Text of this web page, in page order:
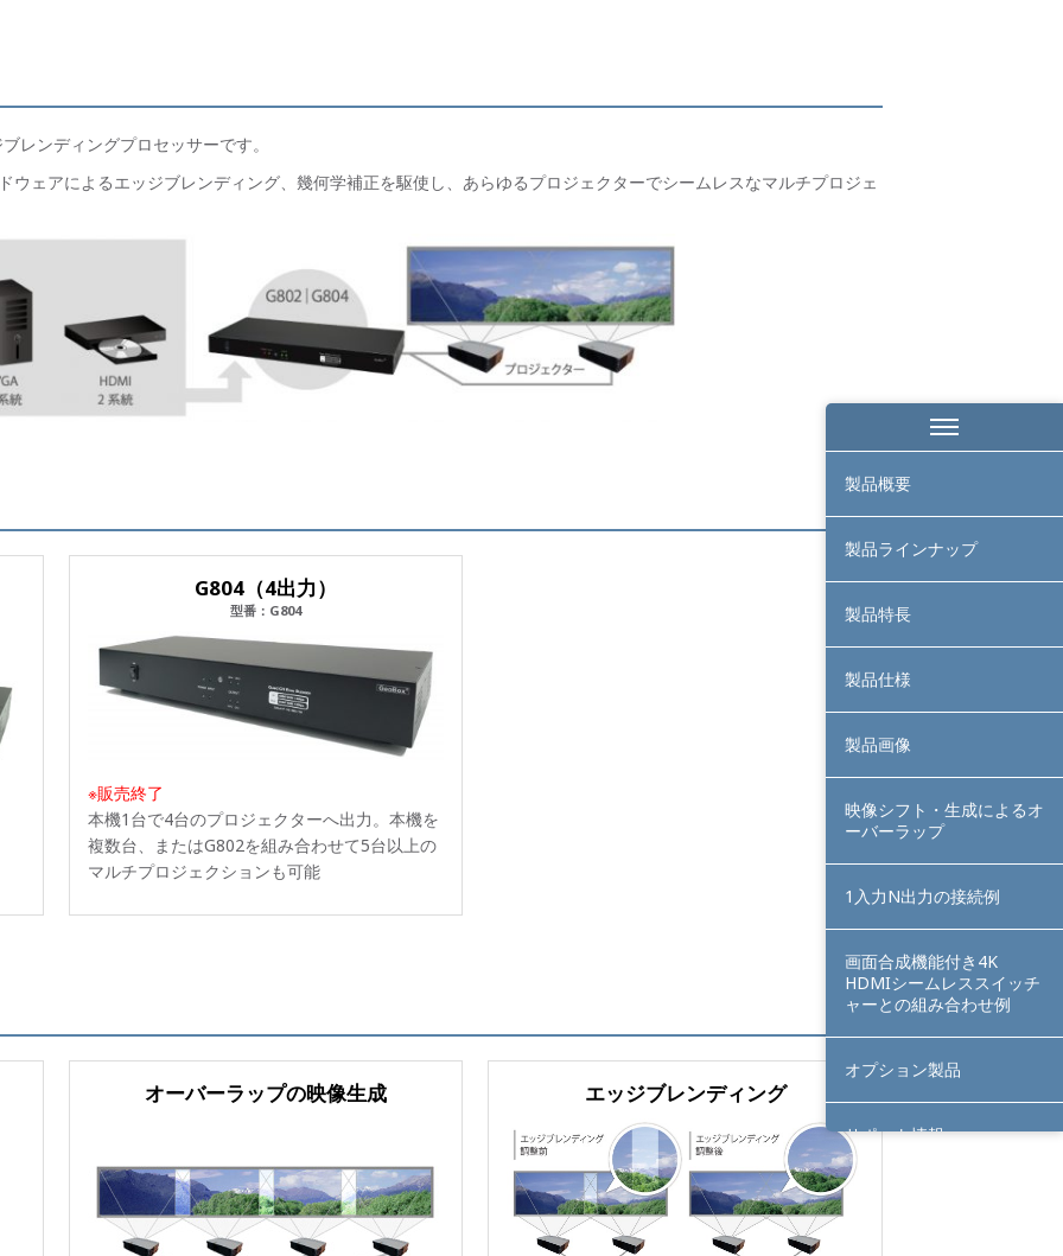
レンディングプロセッサーです。
ウェアによるエッジブレンディング、幾何学補正を駆使し、あらゆるプロジェクターでシームレスなマルチプロジェ
G804（4出力）
型番：G804
※販売終了
本機1台で4台のプロジェクターへ出力。本機を
複数台、またはG802を組み合わせて5台以上の
マルチプロジェクションも可能
オーバーラップの映像生成 エッジブレンディング
製品概要
製品ラインナップ
製品特長
製品仕様
製品画像
映像シフト・生成によるオ
ーバーラップ
1入力N出力の接続例
画面合成機能付き4K
HDMIシームレススイッチ
ャーとの組み合わせ例
オプション製品
サポート情報